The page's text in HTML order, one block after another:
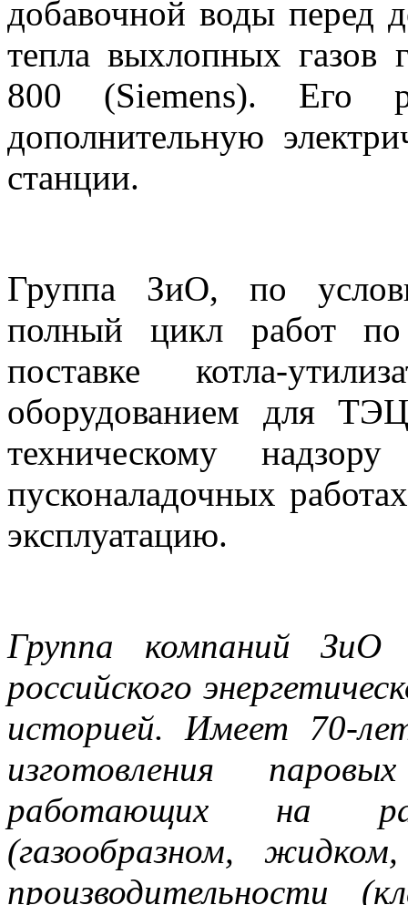
добавочной воды перед
тепла выхлопных газов
800 (Siemens). Его
дополнительную
станции.
Группа ЗиО, по
полный цикл работ по
поставке котла-
оборудованием для
техническому
пусконаладочных
эксплуатацию.
Группа компаний ЗиО
российского
историей. Имеет 70-
изготовления
работающих на
(газообразном,
производительности